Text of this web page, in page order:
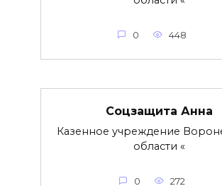
0 448
Соцзащита Анна
Казенное учреждение
области «
0 272